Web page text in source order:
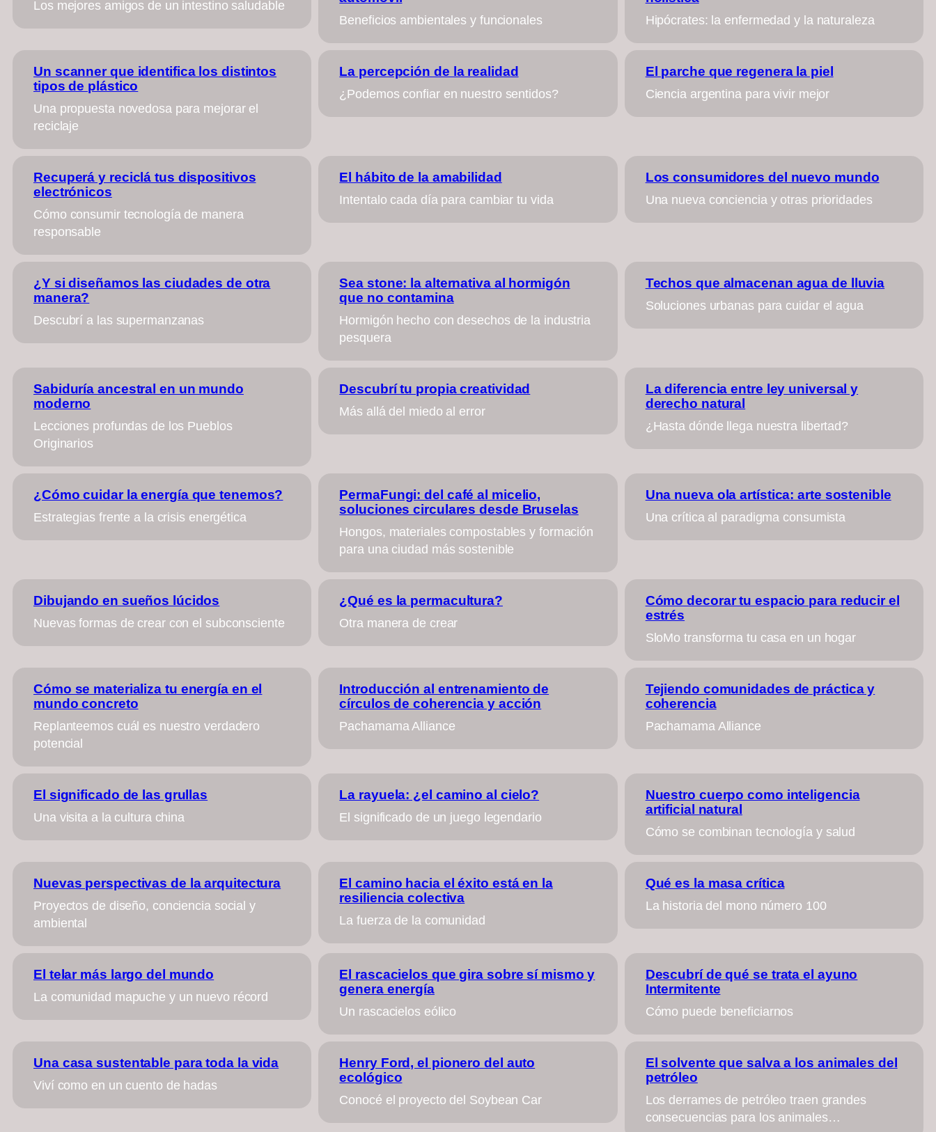
Los mejores amigos de un intestino saludable
Beneficios ambientales y funcionales Hipócrates: la enfermedad y la naturaleza
Un scanner que identifica los distintos
tipos de plástico
Una propuesta novedosa para mejorar el
reciclaje
La percepción de la realidad
¿Podemos confiar en nuestro sentidos?
El parche que regenera la piel
Ciencia argentina para vivir mejor
Recuperá y reciclá tus dispositivos
electrónicos
Cómo consumir tecnología de manera
responsable
El hábito de la amabilidad
Intentalo cada día para cambiar tu vida
Los consumidores del nuevo mundo
Una nueva conciencia y otras prioridades
¿Y si diseñamos las ciudades de otra
manera?
Descubrí a las supermanzanas
Sea stone: la alternativa al hormigón
que no contamina
Hormigón hecho con desechos de la industria
pesquera
Techos que almacenan agua de lluvia
Soluciones urbanas para cuidar el agua
Sabiduría ancestral en un mundo
moderno
Lecciones profundas de los Pueblos
Originarios
Descubrí tu propia creatividad
Más allá del miedo al error
La diferencia entre ley universal y
derecho natural
¿Hasta dónde llega nuestra libertad?
¿Cómo cuidar la energía que tenemos?
Estrategias frente a la crisis energética
PermaFungi: del café al micelio,
soluciones circulares desde Bruselas
Hongos, materiales compostables y formación
para una ciudad más sostenible
Una nueva ola artística: arte sostenible
Una crítica al paradigma consumista
Dibujando en sueños lúcidos
Nuevas formas de crear con el subconsciente
¿Qué es la permacultura?
Otra manera de crear
Cómo decorar tu espacio para reducir el
estrés
SloMo transforma tu casa en un hogar
Cómo se materializa tu energía en el
mundo concreto
Replanteemos cuál es nuestro verdadero
potencial
Introducción al entrenamiento de
círculos de coherencia y acción
Pachamama Alliance
Tejiendo comunidades de práctica y
coherencia
Pachamama Alliance
El significado de las grullas
Una visita a la cultura china
La rayuela: ¿el camino al cielo?
El significado de un juego legendario
Nuestro cuerpo como inteligencia
artificial natural
Cómo se combinan tecnología y salud
Nuevas perspectivas de la arquitectura
Proyectos de diseño, conciencia social y
ambiental
El camino hacia el éxito está en la
resiliencia colectiva
La fuerza de la comunidad
Qué es la masa crítica
La historia del mono número 100
El telar más largo del mundo
La comunidad mapuche y un nuevo récord
El rascacielos que gira sobre sí mismo y
genera energía
Un rascacielos eólico
Descubrí de qué se trata el ayuno
Intermitente
Cómo puede beneficiarnos
Una casa sustentable para toda la vida
Viví como en un cuento de hadas
Henry Ford, el pionero del auto
ecológico
Conocé el proyecto del Soybean Car
El solvente que salva a los animales del
petróleo
Los derrames de petróleo traen grandes
consecuencias para los animales…